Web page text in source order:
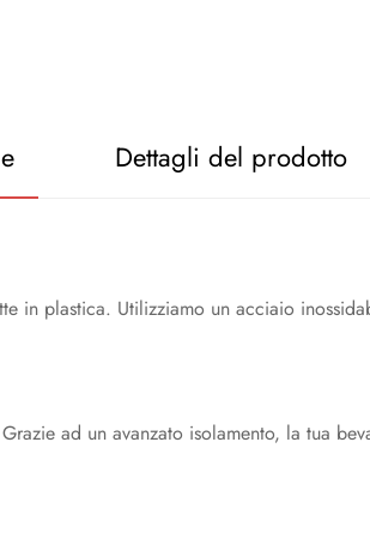
Dettagli del prodotto
in plastica. Utilizziamo un acciaio
ad un avanzato isolamento, la tua